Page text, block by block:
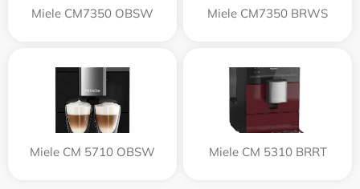
Miele CM7350 OBSW Miele CM7350 BRWS
Miele CM 5710 OBSW Miele CM 5310 BRRT